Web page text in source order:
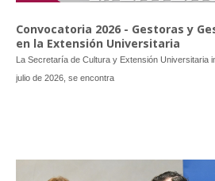
Convocatoria 2026 - Gestoras y
en la Extensión Universitaria
La Secretaría de Cultura y Extensión Universitaria
julio de 2026, se encontra